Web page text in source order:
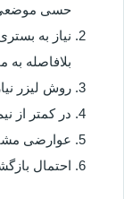
حسی موضعی
نیاز به
بلافاصله به
روش لیزر
در کمتر از
عوارضی
احتمال